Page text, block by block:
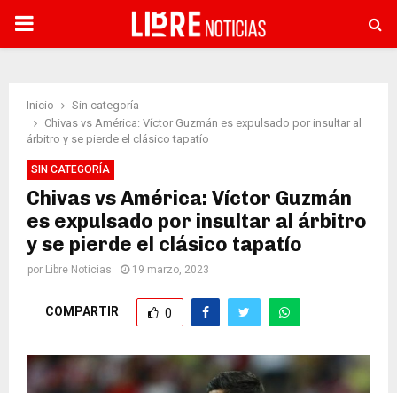
PRIMARY
Inicio
Sin categoría
Chivas vs América: Víctor Guzmán es expulsado por insultar al
árbitro y se pierde el clásico tapatío
SIN CATEGORÍA
Chivas vs América: Víctor Guzmán
es expulsado por insultar al árbitro
y se pierde el clásico tapatío
por Libre Noticias 19 marzo, 2023
COMPARTIR 0